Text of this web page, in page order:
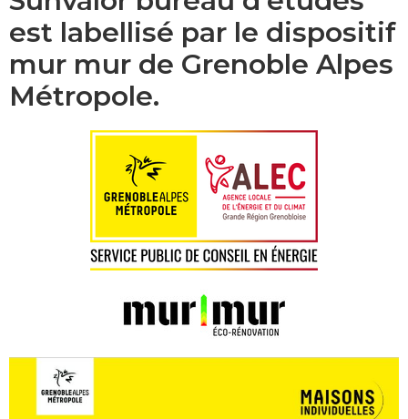
est labellisé par le dispositif
mur mur de Grenoble Alpes
Métropole.